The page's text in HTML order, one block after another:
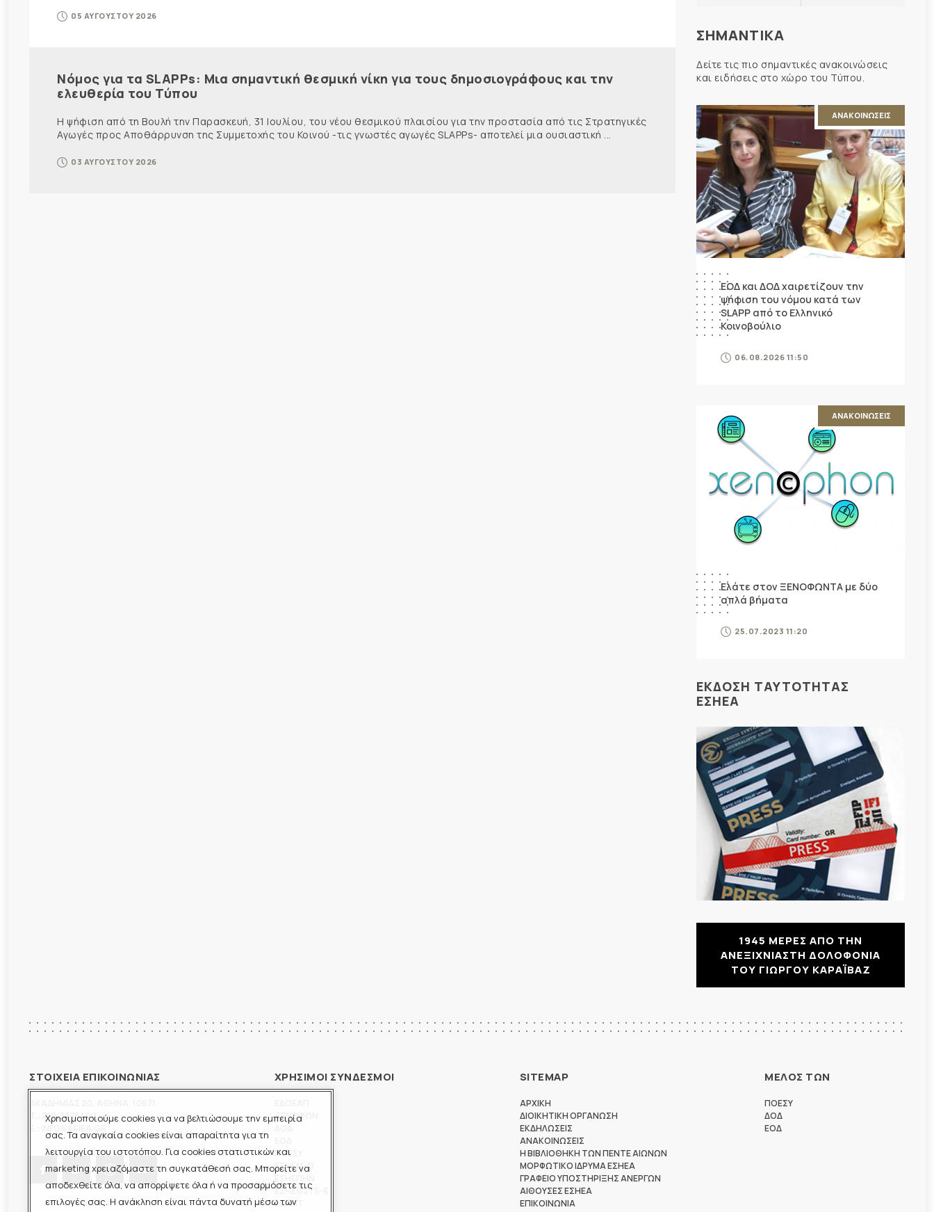
Χρησιμοποιούμε cookies για να βελτιώσουμε την εμπειρία
σας. Τα αναγκαία cookies είναι απαραίτητα για τη
λειτουργία του ιστοτόπου. Για cookies στατιστικών και
marketing χρειαζόμαστε τη συγκατάθεσή σας. Μπορείτε να
αποδεχθείτε όλα, να απορρίψετε όλα ή να προσαρμόσετε τις
επιλογές σας. Η ανάκληση είναι πάντα δυνατή μέσω των
05 ΑΥΓΟΥΣΤΟΥ 2026
Νόμος για τα SLAPPs: Μια σημαντική θεσμική νίκη για τους δημοσιογράφους και την
ελευθερία του Τύπου
Η ψήφιση από τη Βουλή την Παρασκευή, 31 Ιουλίου, του νέου θεσμικού πλαισίου για την προστασία από τις Στρατηγικές
Αγωγές προς Αποθάρρυνση της Συμμετοχής του Κοινού -τις γνωστές αγωγές SLAPPs- αποτελεί μια ουσιαστική ...
03 ΑΥΓΟΥΣΤΟΥ 2026
ΣΗΜΑΝΤΙΚΑ
Δείτε τις πιο σημαντικές ανακοινώσεις
και ειδήσεις στο χώρο του Τύπου.
ΑΝΑΚΟΙΝΩΣΕΙΣ
ΕΟΔ και ΔΟΔ χαιρετίζουν την
ψήφιση του νόμου κατά των
SLAPP από το Ελληνικό
Κοινοβούλιο
06.08.2026 11:50
ΑΝΑΚΟΙΝΩΣΕΙΣ
Ελάτε στον ΞΕΝΟΦΩΝΤΑ με δύο
απλά βήματα
25.07.2023 11:20
ΕΚΔΟΣΗ ΤΑΥΤΟΤΗΤΑΣ
ΕΣΗΕΑ
1945 ΜΕΡΕΣ ΑΠΟ ΤΗΝ
ΑΝΕΞΙΧΝΙΑΣΤΗ ΔΟΛΟΦΟΝΙΑ
ΤΟΥ ΓΙΩΡΓΟΥ ΚΑΡΑΪΒΑΖ
ΣΤΟΙΧΕΙΑ ΕΠΙΚΟΙΝΩΝΙΑΣ
210-3675400
ΧΡΗΣΙΜΟΙ ΣΥΝΔΕΣΜΟΙ
ΞΕΝΟΦΩΝ
ΠΟΕΣΥ
ΕΣΗΕΜ-Θ
ΕΣΗΕΘΣΤΕ-Ε
ΕΣΠΗΤ
SITEMAP
ΑΡΧΙΚΗ
ΔΙΟΙΚΗΤΙΚΗ ΟΡΓΑΝΩΣΗ
ΕΚΔΗΛΩΣΕΙΣ
ΑΝΑΚΟΙΝΩΣΕΙΣ
Η ΒΙΒΛΙΟΘΗΚΗ ΤΩΝ ΠΕΝΤΕ ΑΙΩΝΩΝ
ΜΟΡΦΩΤΙΚΟ ΙΔΡΥΜΑ ΕΣΗΕΑ
ΓΡΑΦΕΙΟ ΥΠΟΣΤΗΡΙΞΗΣ ΑΝΕΡΓΩΝ
ΑΙΘΟΥΣΕΣ ΕΣΗΕΑ
ΕΠΙΚΟΙΝΩΝΙΑ
ΜΕΛΟΣ ΤΩΝ
ΠΟΕΣΥ
ΔΟΔ
ΕΟΔ